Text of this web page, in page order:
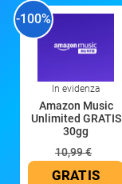
-100%
In evidenza
Amazon Music
Unlimited GRATIS
30gg
10,99 €
GRATIS